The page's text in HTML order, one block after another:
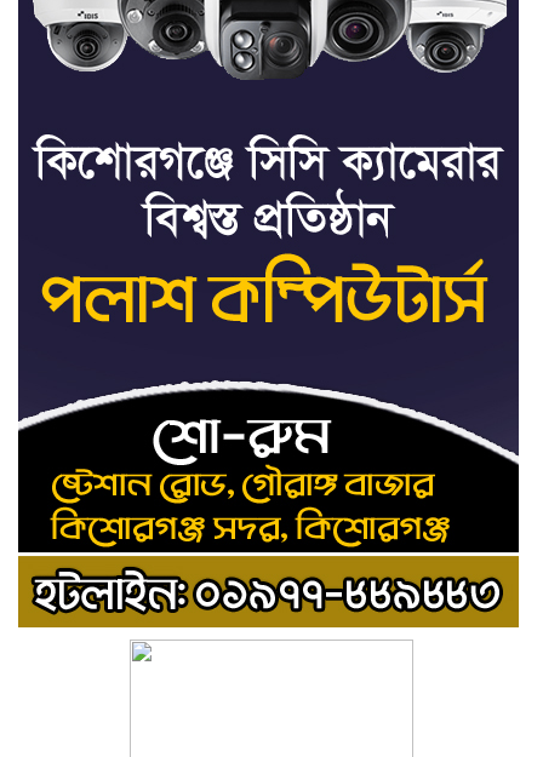
৭
ধর্ষণের অভিযোগে কনটেন্ট
ক্রিয়েটর রিপন মিয়ার বিরুদ্ধে
মামলা
৮
যে ডকুমেন্টারিতে আবু সাঈদের
ছবি নেই, সেটা কোনো
ডকুমেন্টারি নয়: ভারপ্রাপ্ত
রাষ্ট্রপতি
৯
আমরা যদি বলি জুলাই কার,
জুলাই কার— জুলাই কারোই
থাকবে না: স্বরাষ্ট্রমন্ত্রী
হোসেনপুরে জুলাই
গণঅভ্যুত্থানের শহীদ আব্দুল্লাহ
বিন জাহিদের কবরে শ্রদ্ধা
নিবেদন